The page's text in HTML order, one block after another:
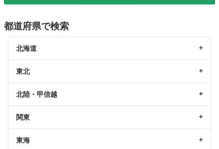
都道府県で検索
北海道
東北
北陸・甲信越
関東
東海